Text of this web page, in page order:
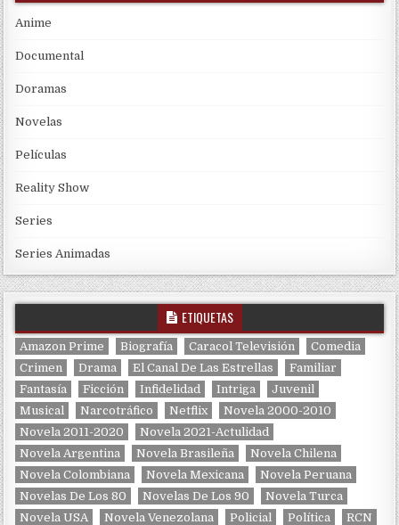
Anime
Documental
Doramas
Novelas
Películas
Reality Show
Series
Series Animadas
ETIQUETAS
Amazon Prime Biografía Caracol Televisión
Comedia
Crimen
Drama El Canal De Las Estrellas
Familiar
Fantasía
Ficción Infidelidad Intriga
Juvenil
Musical
Narcotráfico Netflix
Novela 2000-2010
Novela 2011-2020
Novela 2021-Actulidad
Novela Argentina
Novela Brasileña
Novela Chilena
Novela Colombiana
Novela Mexicana
Novela Peruana
Novelas De Los 80
Novelas De Los 90
Novela Turca
Novela USA
Novela Venezolana Policial Política RCN